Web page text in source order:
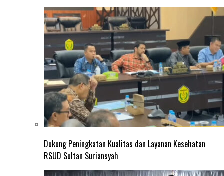
Dukung Peningkatan Kualitas dan Layanan Kesehatan
RSUD Sultan Suriansyah